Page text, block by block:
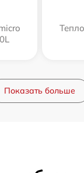
Показать больше